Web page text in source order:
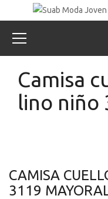
Camisa
lino niño
CAMISA
3119